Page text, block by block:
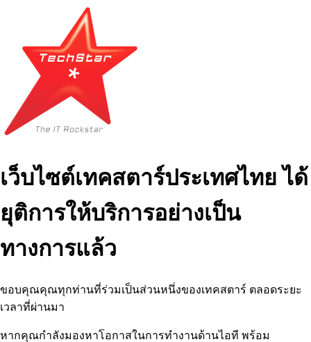
เว็บไซต์เทคสตาร์ประเทศไทย ได้
ยุติการให้บริการอย่างเป็น
ทางการแล้ว
ขอบคุณคุณทุกท่านที่ร่วมเป็นส่วนหนึ่งของเทคสตาร์ ตลอดระยะ
เวลาที่ผ่านมา
หากคุณกำลังมองหาโอกาสในการทำงานด้านไอที พร้อม